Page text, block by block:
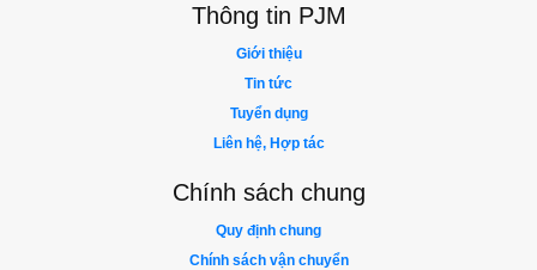
Thông tin PJM
Giới thiệu
Tin tức
Tuyển dụng
Liên hệ, Hợp tác
Chính sách chung
Quy định chung
Chính sách vận chuyển